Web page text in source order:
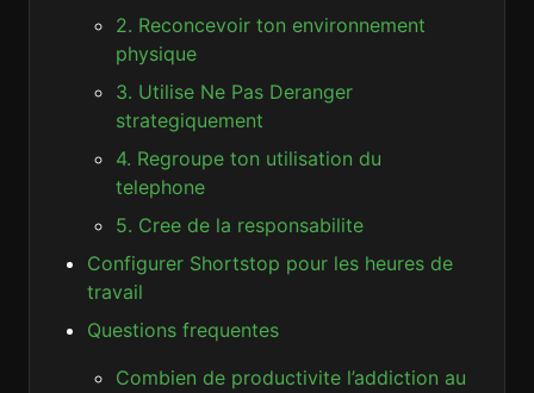
2. Reconcevoir ton environnement
physique
3. Utilise Ne Pas Deranger
strategiquement
4. Regroupe ton utilisation du
telephone
5. Cree de la responsabilite
Configurer Shortstop pour les heures de
travail
Questions frequentes
Combien de productivite l’addiction au